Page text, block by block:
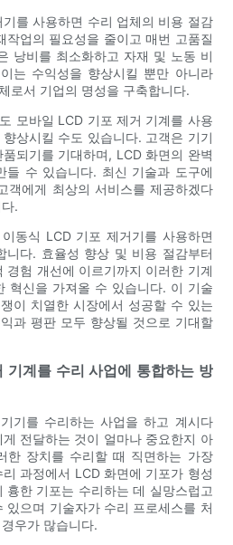
를 사용하면 수리 업체의 비용 절감
작업의 필요성을 줄이고 매번 고품질
낭비를 최소화하고 자재 및 노동 비
는 수익성을 향상시킬 뿐만 아니라
로서 기업의 명성을 구축합니다.
모바일 LCD 기포 제거 기계를 사용
상시킬 수도 있습니다. 고객은 기기
되기를 기대하며, LCD 화면의 완벽
들 수 있습니다. 최신 기술과 도구에
객에게 최상의 서비스를 제공하겠다
.
동식 LCD 기포 제거기를 사용하면
니다. 효율성 향상 및 비용 절감부터
경험 개선에 이르기까지 이러한 기계
혁신을 가져올 수 있습니다. 이 기술
이 치열한 시장에서 성공할 수 있는
과 평판 모두 향상될 것으로 기대할
계를 수리 사업에 통합하는 방
기를 수리하는 사업을 하고 계시다
전달하는 것이 얼마나 중요한지 아
한 장치를 수리할 때 직면하는 가장
과정에서 LCD 화면에 기포가 형성
흉한 기포는 수리하는 데 실망스럽고
있으며 기술자가 수리 프로세스를 처
우가 많습니다.